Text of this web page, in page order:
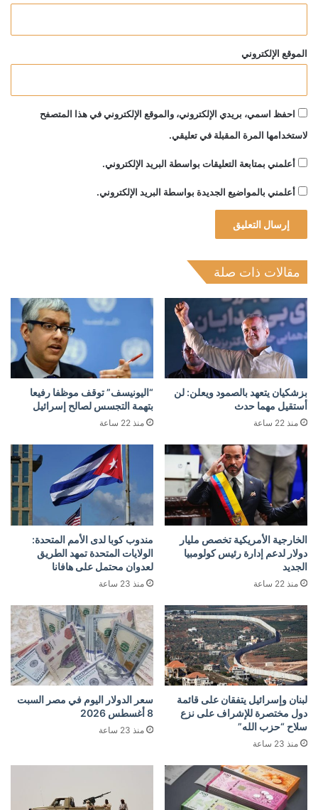
الموقع الإلكتروني
احفظ اسمي، بريدي الإلكتروني، والموقع الإلكتروني في هذا المتصفح
لاستخدامها المرة المقبلة في تعليقي.
أعلمني بمتابعة التعليقات بواسطة البريد الإلكتروني.
أعلمني بالمواضيع الجديدة بواسطة البريد الإلكتروني.
مقالات ذات صلة
بزشكيان يتعهد بالصمود ويعلن: لن
أستقيل مهما حدث
منذ 22 ساعة
“اليونيسف” توقف موظفا رفيعا
بتهمة التجسس لصالح إسرائيل
منذ 22 ساعة
الخارجية الأمريكية تخصص مليار
دولار لدعم إدارة رئيس كولومبيا
الجديد
منذ 22 ساعة
مندوب كوبا لدى الأمم المتحدة:
الولايات المتحدة تمهد الطريق
لعدوان محتمل على هافانا
منذ 23 ساعة
لبنان وإسرائيل يتفقان على قائمة
دول مختصرة للإشراف على نزع
سلاح “حزب الله”
منذ 23 ساعة
سعر الدولار اليوم في مصر السبت
8 أغسطس 2026
منذ 23 ساعة